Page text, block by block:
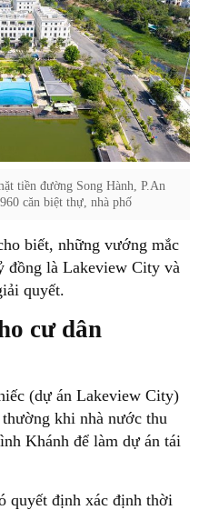
tiền đường Song Hành, P.An
căn biệt thự, nhà phố
biết, những vướng mắc
đồng là Lakeview City và
quyết.
cư dân
(dự án Lakeview City)
khi nhà nước thu
Khánh để làm dự án tái
quyết định xác định thời